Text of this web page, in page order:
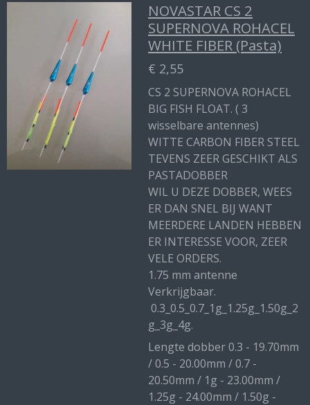
NOVASTAR CS 2
SUPERNOVA ROHACEL
WHITE FIBER (Pasta)
€ 2,55
CS 2 SUPERNOVA ROHACEL
BIG FISH FLOAT. ( 3
wisselbare antennes)
WITTE CARBON FIBER STEEL
TEVENS ZEER GESCHIKT ALS
PASTADOBBER
WIL U DEZE DOBBER, WEES
ER DAN SNEL BIJ WANT
MEERDERE LANDEN HEBBEN
ER INTERESSE VOOR, ZEER
VELE ORDERS.
1.75 mm antenne
Verkrijgbaar.
0.3_0.5_0.7_1g_1.25g_1.50g_2
g_3g_4g.
Lengte dobber 0.3 - 19.70mm
/ 0.5 - 20.00mm / 0.7 -
20.50mm / 1g - 23.00mm /
1.25g - 24.00mm / 1.50g -